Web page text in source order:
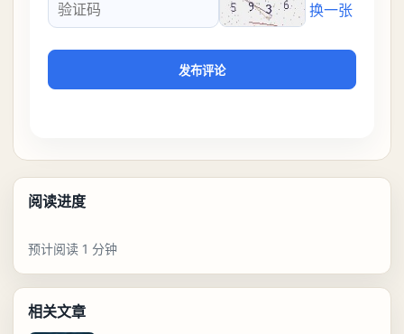
验证码
换一张
发布评论
阅读进度
预计阅读 1 分钟
相关文章